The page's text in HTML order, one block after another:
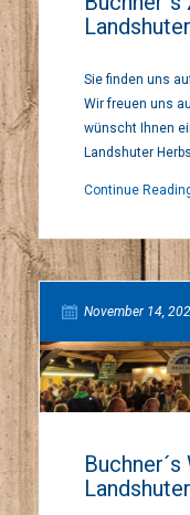
Sie finden uns
Wir freuen uns
wünscht Ihnen
Landshuter
Continue
November 14,